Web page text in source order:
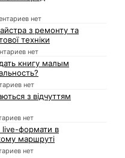
нет
з ремонту та
техніки
нет
книгу малым
нет
з відчуттям
нет
live-формати в
маршруті
нет